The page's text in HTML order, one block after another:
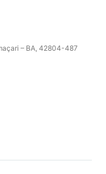
– BA, 42804-487